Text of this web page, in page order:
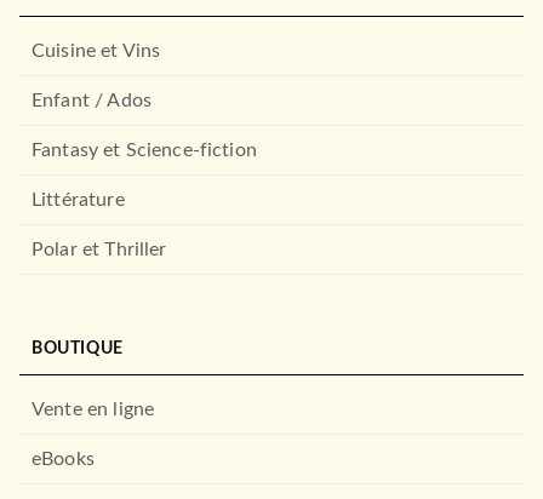
Cuisine et Vins
Enfant / Ados
Fantasy et Science-fiction
Littérature
Polar et Thriller
BOUTIQUE
Vente en ligne
eBooks